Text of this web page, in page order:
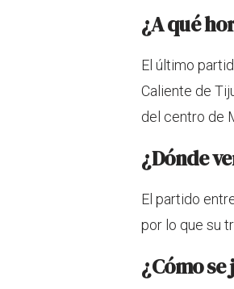
¿A qué
El último
Caliente de
del centro de
¿Dónde
El partido
por lo que su
¿Cómo